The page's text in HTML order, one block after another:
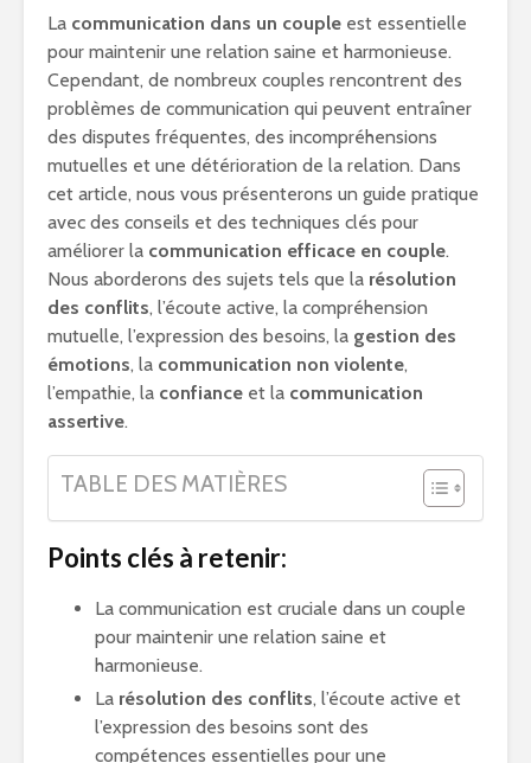
La communication dans un couple est essentielle
pour maintenir une relation saine et harmonieuse.
Cependant, de nombreux couples rencontrent des
problèmes de communication qui peuvent entraîner
des disputes fréquentes, des incompréhensions
mutuelles et une détérioration de la relation. Dans
cet article, nous vous présenterons un guide pratique
avec des conseils et des techniques clés pour
améliorer la communication efficace en couple.
Nous aborderons des sujets tels que la résolution
des conflits, l’écoute active, la compréhension
mutuelle, l’expression des besoins, la gestion des
émotions, la communication non violente,
l’empathie, la confiance et la communication
assertive.
TABLE DES MATIÈRES
Points clés à retenir:
La communication est cruciale dans un couple
pour maintenir une relation saine et
harmonieuse.
La résolution des conflits, l’écoute active et
l’expression des besoins sont des
compétences essentielles pour une